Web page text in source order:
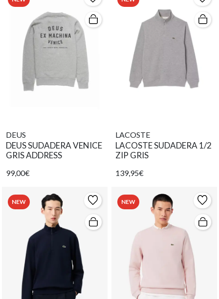
DEUS
DEUS SUDADERA VENICE
GRIS ADDRESS
99,00€
LACOSTE
LACOSTE SUDADERA 1/2
ZIP GRIS
139,95€
NEW NEW